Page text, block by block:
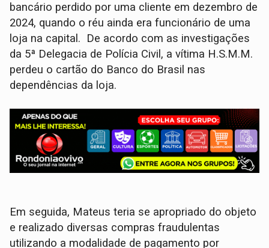
bancário perdido por uma cliente em dezembro de
2024, quando o réu ainda era funcionário de uma
loja na capital. De acordo com as investigações
da 5ª Delegacia de Polícia Civil, a vítima H.S.M.M.
perdeu o cartão do Banco do Brasil nas
dependências da loja.
Em seguida, Mateus teria se apropriado do objeto
e realizado diversas compras fraudulentas
utilizando a modalidade de pagamento por